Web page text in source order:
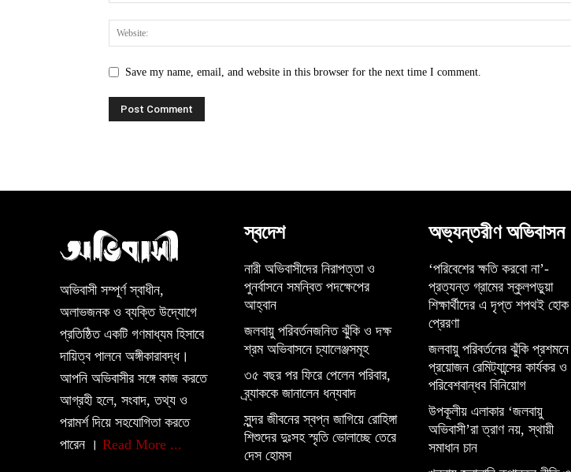
Save my name, email, and website in this browser for the next time I comment.
অভিবাসী সম্পূর্ণ স্বাধীন,
অলাভজনক ও ব্যক্তি উদ্যোগে
প্রতিষ্ঠিত একটি গণমাধ্যম হিসাবে
দায়িত্ব পালনে অঙ্গীকারাবদ্ধ।
আপনি অভিবাসীর সঙ্গে কাজ করতে
আগ্রহী হলে, সংবাদ, তথ্য ও
পরামর্শ দিয়ে সহযোগিতা করতে
পারেন । Read More ...
স্বদেশ
নারী অভিবাসীদের নিরাপত্তা ও
পুনর্বাসনে সমন্বিত পদক্ষেপের
আহ্বান
জলবায়ু পরিবর্তনজনিত ঝুঁকি ও দক্ষ
শ্রম অভিবাসনে চ্যালেঞ্জসমূহ
৩৫ বছর পর ফিরে পেলেন পরিবার,
ব্র্যাককে জানালেন ধন্যবাদ
সুন্দর জীবনের স্বপ্ন জাগিয়ে রোহিঙ্গা
শিশুদের দুঃসহ স্মৃতি ভোলাচ্ছে তেরে
দেস হোমস
অভ্যন্তরীণ অভিবাসন
‘পরিবেশের ক্ষতি করবো না’-
প্রত্যন্ত গ্রামের স্কুলপড়ুয়া
শিক্ষার্থীদের এ দৃপ্ত শপথই হোক
প্রেরণা
জলবায়ু পরিবর্তনের ঝুঁকি প্রশমনে
প্রয়োজন রেমিট্যান্সের কার্যকর ও
পরিবেশবান্ধব বিনিয়োগ
উপকূলীয় এলাকার ‘জলবায়ু
অভিবাসী’রা ত্রাণ নয়, স্থায়ী
সমাধান চান